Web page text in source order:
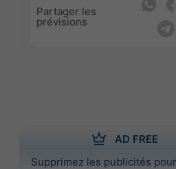
Partager les
prévisions
AD FREE
Supprimez les publicités